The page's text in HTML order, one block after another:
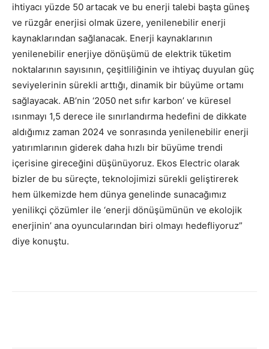
ihtiyacı yüzde 50 artacak ve bu enerji talebi başta güneş
ve rüzgâr enerjisi olmak üzere, yenilenebilir enerji
kaynaklarından sağlanacak. Enerji kaynaklarının
yenilenebilir enerjiye dönüşümü de elektrik tüketim
noktalarının sayısının, çeşitliliğinin ve ihtiyaç duyulan güç
seviyelerinin sürekli arttığı, dinamik bir büyüme ortamı
sağlayacak. AB’nin ‘2050 net sıfır karbon’ ve küresel
ısınmayı 1,5 derece ile sınırlandırma hedefini de dikkate
aldığımız zaman 2024 ve sonrasında yenilenebilir enerji
yatırımlarının giderek daha hızlı bir büyüme trendi
içerisine gireceğini düşünüyoruz. Ekos Electric olarak
bizler de bu süreçte, teknolojimizi sürekli geliştirerek
hem ülkemizde hem dünya genelinde sunacağımız
yenilikçi çözümler ile ‘enerji dönüşümünün ve ekolojik
enerjinin’ ana oyuncularından biri olmayı hedefliyoruz”
diye konuştu.